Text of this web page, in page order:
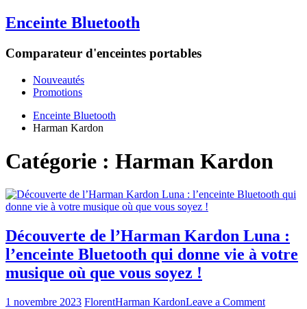
Enceinte Bluetooth
Comparateur d'enceintes portables
Nouveautés
Promotions
Enceinte Bluetooth
Harman Kardon
Catégorie : Harman Kardon
Découverte de l’Harman Kardon Luna :
l’enceinte Bluetooth qui donne vie à votre
musique où que vous soyez !
1 novembre 2023 FlorentHarman KardonLeave a Commenton